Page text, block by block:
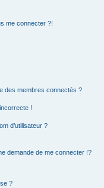
me connecter ?!
des membres connectés ?
!
d’utilisateur ?
demande de me connecter !?
?